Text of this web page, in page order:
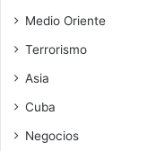
Medio Oriente
Terrorismo
Asia
Cuba
Negocios